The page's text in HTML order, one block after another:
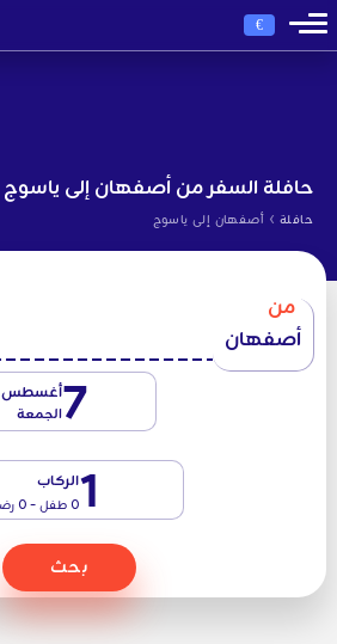
€
حافلة السفر من أصفهان إلى ياسوج
حافلة › أصفهان إلى ياسوج
من
أصفهان
7أغسطس
الجمعة
1الركاب
0 طفل - 0 رضيع
بحث